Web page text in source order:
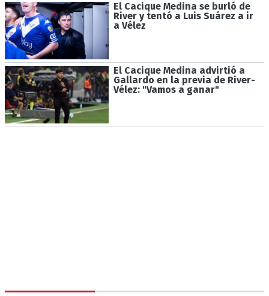
El Cacique Medina se burló de
River y tentó a Luis Suárez a ir
a Vélez
El Cacique Medina advirtió a
Gallardo en la previa de River-
Vélez: "Vamos a ganar"